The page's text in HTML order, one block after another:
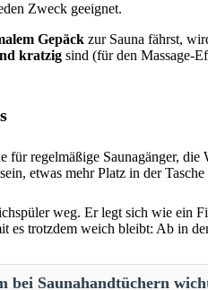
Zweck geeignet.
Gepäck zur Sauna fährst,
kratzig sind (für den Massage-
für regelmäßige Saunagänger,
etwas mehr Platz in der
weg. Er legt sich wie ein
es trotzdem weich bleibt: Ab in
bei Saunahandtüchern